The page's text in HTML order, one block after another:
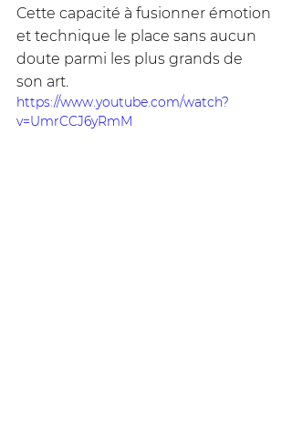
Cette capacité à fusionner émotion
et technique le place sans aucun
doute parmi les plus grands de
son art.
https://www.youtube.com/watch?
v=UmrCCJ6yRmM